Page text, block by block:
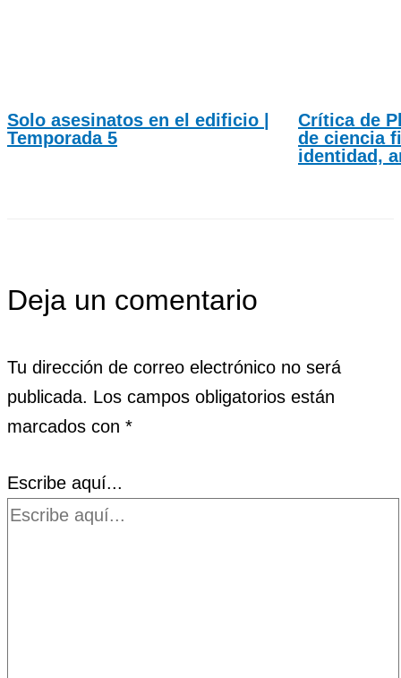
Solo asesinatos en el edificio |
Temporada 5
Crítica de
de ciencia
identidad,
Deja un comentario
Tu dirección de correo electrónico no será
publicada. Los campos obligatorios están
marcados con *
Escribe aquí...